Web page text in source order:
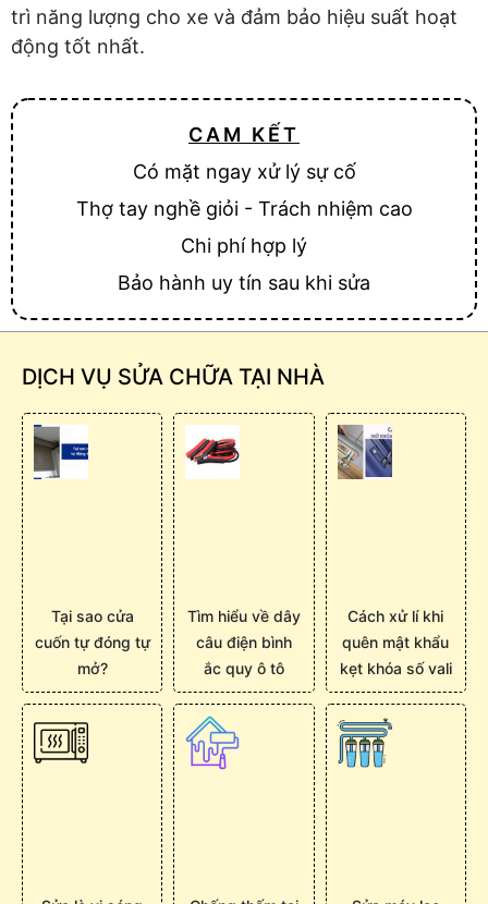
trì năng lượng cho xe và đảm bảo hiệu suất hoạt
động tốt nhất.
CAM KẾT
Có mặt ngay xử lý sự cố
Thợ tay nghề giỏi - Trách nhiệm cao
Chi phí hợp lý
Bảo hành uy tín sau khi sửa
DỊCH VỤ SỬA CHỮA TẠI NHÀ
Tại sao cửa
cuốn tự đóng tự
mở?
Tìm hiểu về dây
câu điện bình
ắc quy ô tô
Cách xử lí khi
quên mật khẩu
kẹt khóa số vali